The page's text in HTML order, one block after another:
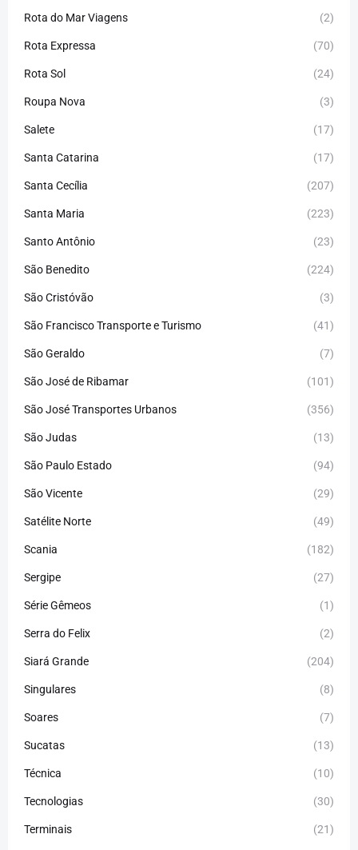
Rota do Mar Viagens (2)
Rota Expressa (70)
Rota Sol (24)
Roupa Nova (3)
Salete (17)
Santa Catarina (17)
Santa Cecília (207)
Santa Maria (223)
Santo Antônio (23)
São Benedito (224)
São Cristóvão (3)
São Francisco Transporte e Turismo (41)
São Geraldo (7)
São José de Ribamar (101)
São José Transportes Urbanos (356)
São Judas (13)
São Paulo Estado (94)
São Vicente (29)
Satélite Norte (49)
Scania (182)
Sergipe (27)
Série Gêmeos (1)
Serra do Felix (2)
Siará Grande (204)
Singulares (8)
Soares (7)
Sucatas (13)
Técnica (10)
Tecnologias (30)
Terminais (21)